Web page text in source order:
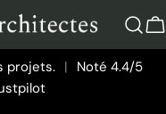
projets. | Noté 4.4/5